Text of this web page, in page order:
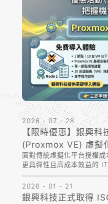
2026 - 07 - 28
【限時優惠】銀興
(Proxmox VE) 虛擬
面對傳統虛擬化平台授權
更具彈性且高成本效益的
出 「Proxmox VE (PVE)
案」，結合軟硬體整合實
2026 - 01 - 21
銀興科技正式取得